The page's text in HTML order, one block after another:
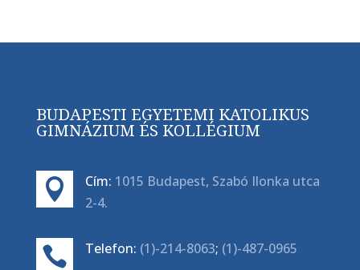
BUDAPESTI EGYETEMI KATOLIKUS
GIMNÁZIUM ÉS KOLLÉGIUM
 Cím: 1015 Budapest, Szabó Ilonka utca
2-4.
 Telefon: (1)-214-8063; (1)-487-0965